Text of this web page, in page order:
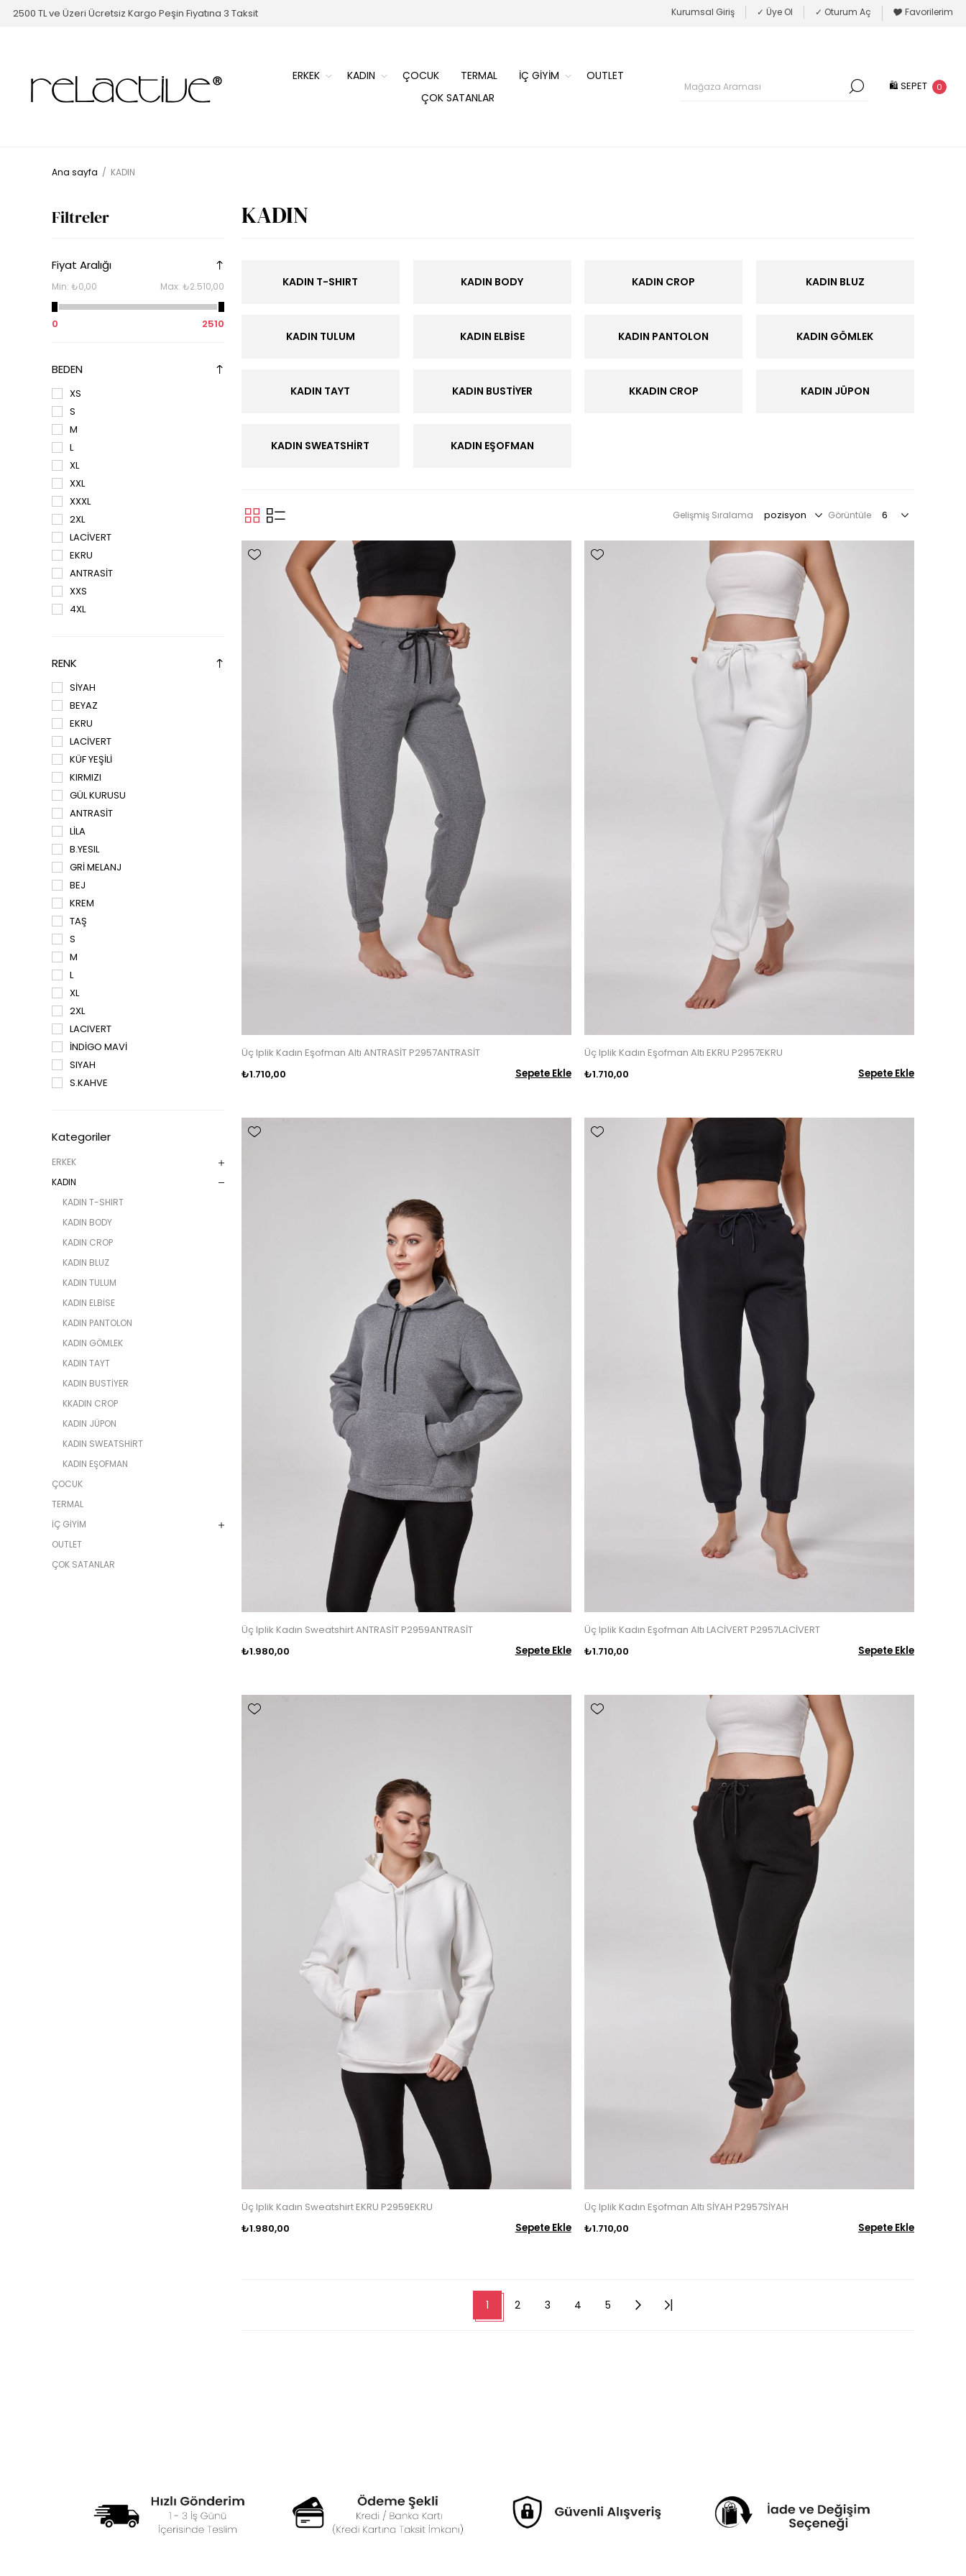
2500 TL ve Üzeri Ücretsiz Kargo Peşin Fiyatına 3 Taksit Kurumsal Giriş ✓ Üye Ol ✓ Oturum Aç 🎔 Favorilerim
ERKEK KADIN ÇOCUK TERMAL İÇ GİYİM
OUTLET
ÇOK SATANLAR
🛍 SEPET 0
Ana sayfa / KADIN
Filtreler
Fiyat Aralığı
Min: ₺0,00 Max: ₺2.510,00
0 2510
BEDEN
XS
S
M
L
XL
XXL
XXXL
2XL
LACİVERT
EKRU
ANTRASİT
XXS
4XL
RENK
SİYAH
BEYAZ
EKRU
LACİVERT
KÜF YEŞİLİ
KIRMIZI
GÜL KURUSU
ANTRASİT
LİLA
B.YESIL
GRİ MELANJ
BEJ
KREM
TAŞ
S
M
L
XL
2XL
LACIVERT
İNDİGO MAVİ
SIYAH
S.KAHVE
Kategoriler
ERKEK
KADIN
KADIN T-SHIRT
KADIN BODY
KADIN CROP
KADIN BLUZ
KADIN TULUM
KADIN ELBİSE
KADIN PANTOLON
KADIN GÖMLEK
KADIN TAYT
KADIN BUSTİYER
KKADIN CROP
KADIN JÜPON
KADIN SWEATSHİRT
KADIN EŞOFMAN
ÇOCUK
TERMAL
İÇ GİYİM
OUTLET
ÇOK SATANLAR
KADIN
KADIN T-SHIRT KADIN BODY KADIN CROP KADIN BLUZ
KADIN TULUM KADIN ELBİSE KADIN PANTOLON KADIN GÖMLEK
KADIN TAYT KADIN BUSTİYER KKADIN CROP KADIN JÜPON
KADIN SWEATSHİRT KADIN EŞOFMAN
Gelişmiş Sıralama Görüntüle
Üç Iplik Kadın Eşofman Altı ANTRASİT P2957ANTRASİT
₺1.710,00
Sepete Ekle
Üç Iplik Kadın Eşofman Altı EKRU P2957EKRU
₺1.710,00
Sepete Ekle
Üç Iplik Kadın Sweatshirt ANTRASİT P2959ANTRASİT
₺1.980,00
Sepete Ekle
Üç Iplik Kadın Eşofman Altı LACİVERT P2957LACİVERT
₺1.710,00
Sepete Ekle
Üç Iplik Kadın Sweatshirt EKRU P2959EKRU
₺1.980,00
Sepete Ekle
Üç Iplik Kadın Eşofman Altı SİYAH P2957SİYAH
₺1.710,00
Sepete Ekle
1 2 3 4 5